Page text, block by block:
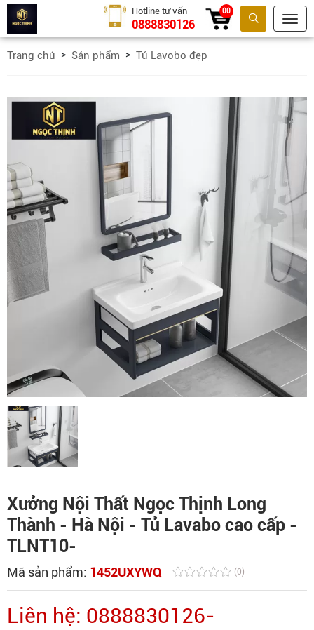
Tìm kiếm
Hotline tư vấn
0888830126
00
Trang chủ Sản phẩm Tủ Lavobo đẹp
Xưởng Nội Thất Ngọc Thịnh Long
Thành - Hà Nội - Tủ Lavabo cao cấp -
TLNT10-
Mã sản phẩm: 1452UXYWQ (0)
Liên hệ: 0888830126-